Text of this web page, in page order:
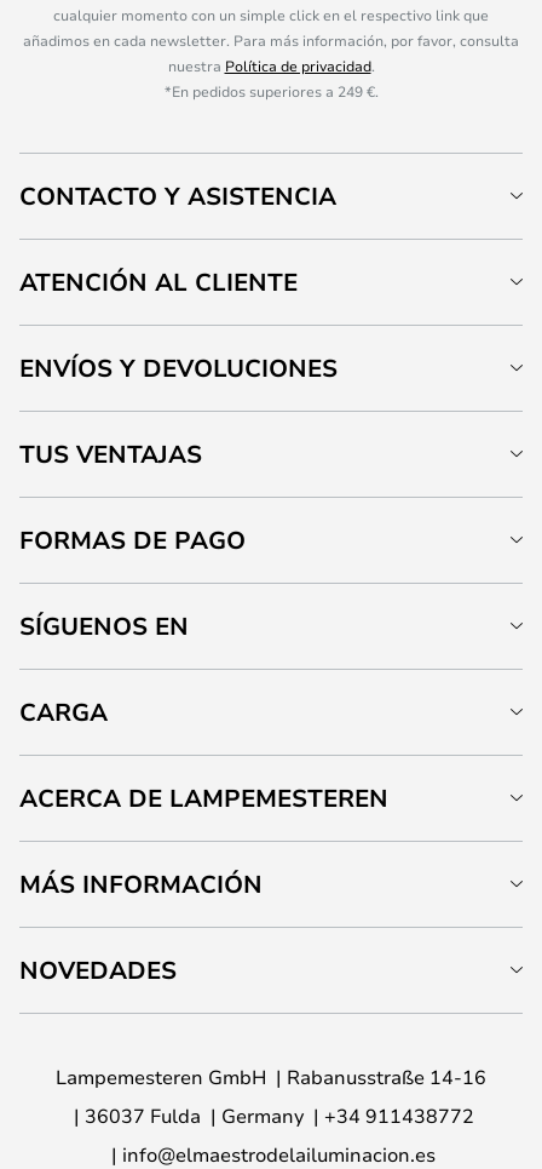
cualquier momento con un simple click en el respectivo link que
añadimos en cada newsletter. Para más información, por favor, consulta
nuestra Política de privacidad.
*En pedidos superiores a 249 €.
CONTACTO Y ASISTENCIA
ATENCIÓN AL CLIENTE
ENVÍOS Y DEVOLUCIONES
TUS VENTAJAS
FORMAS DE PAGO
SÍGUENOS EN
CARGA
ACERCA DE LAMPEMESTEREN
MÁS INFORMACIÓN
NOVEDADES
Lampemesteren GmbH
Rabanusstraße 14-16
36037 Fulda
Germany
+34 911438772
info@elmaestrodelailuminacion.es